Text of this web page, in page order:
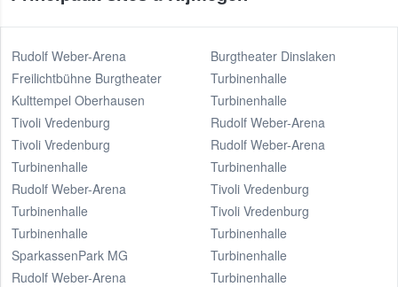
Rudolf Weber-Arena
Freilichtbühne Burgtheater
Kulttempel Oberhausen
Tivoli Vredenburg
Tivoli Vredenburg
Turbinenhalle
Rudolf Weber-Arena
Turbinenhalle
Turbinenhalle
SparkassenPark MG
Rudolf Weber-Arena
Burgtheater Dinslaken
Turbinenhalle
Turbinenhalle
Rudolf Weber-Arena
Rudolf Weber-Arena
Turbinenhalle
Tivoli Vredenburg
Tivoli Vredenburg
Turbinenhalle
Turbinenhalle
Turbinenhalle